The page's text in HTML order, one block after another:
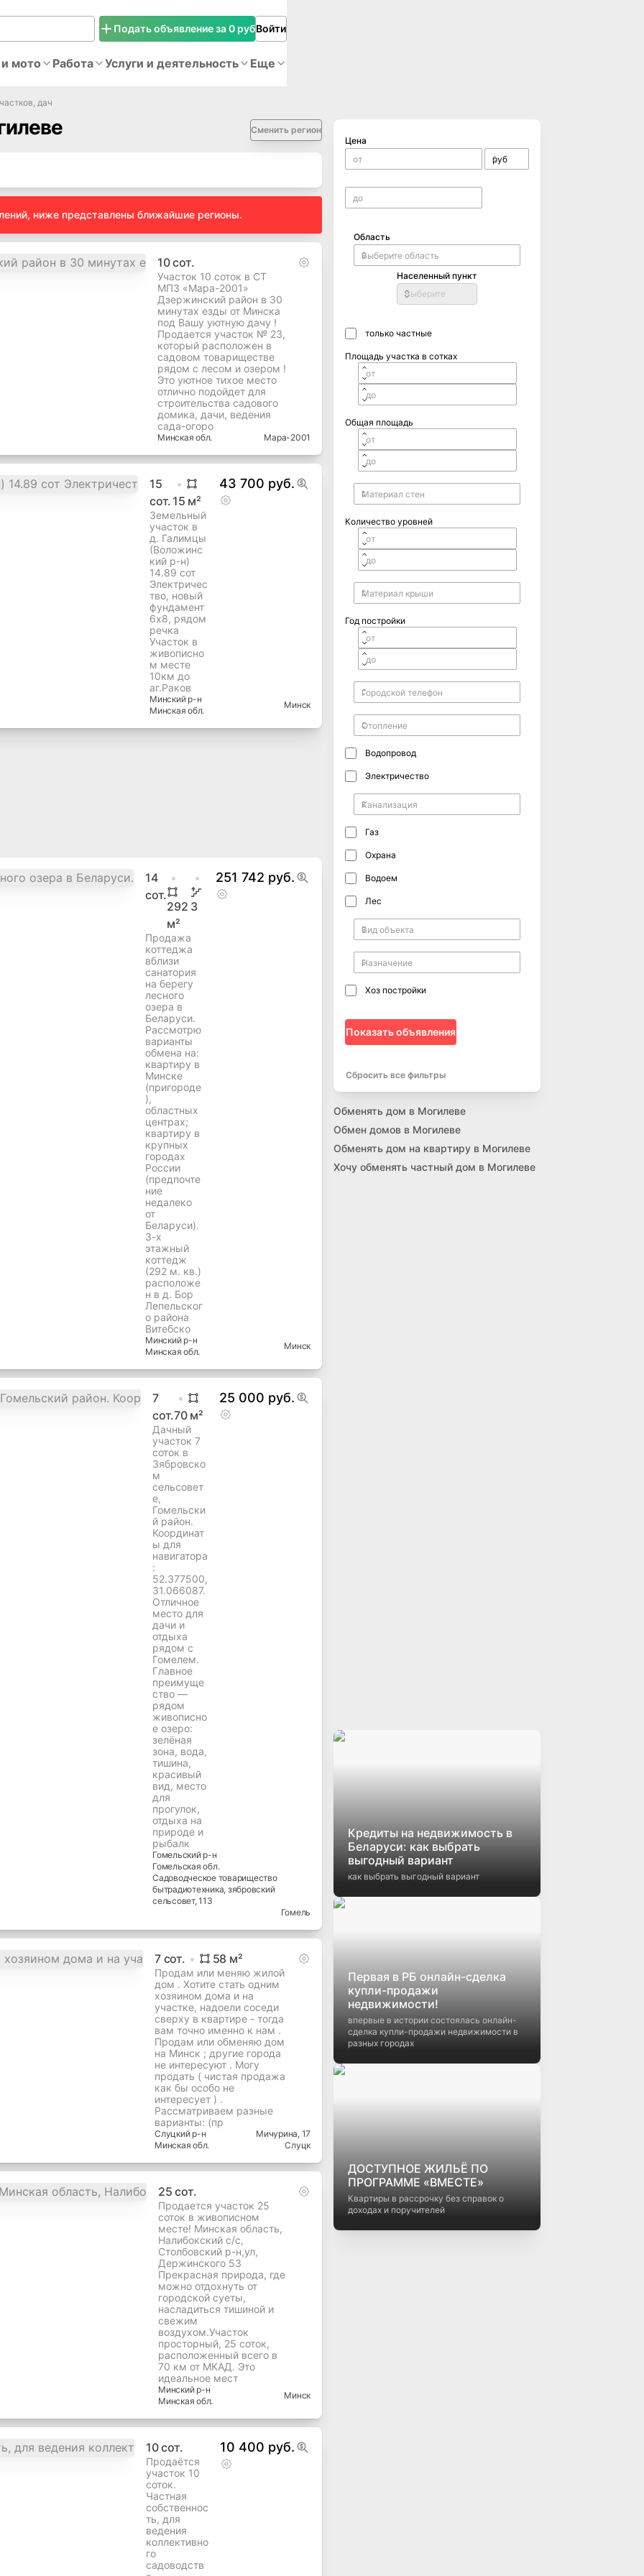
Подать объявление за 0 рубВойти
мото Работа Услуги и деятельность Еще
дач
Сменить регион
ниже представлены ближайшие регионы.
10сот.
Участок 10 соток в СТ
МПЗ «Мара-2001»
Дзержинский район в 30
минутах езды от Минска
под Вашу уютную дачу !
Продается участок № 23,
который расположен в
садовом товариществе
рядом с лесом и озером !
Это уютное тихое место
отлично подойдет для
строительства садового
домика, дачи, ведения
сада-огоро
Минская обл. Мара-2001
15
сот. 15 м²
Земельный
участок в
д. Галимцы
(Воложинс
кий р-н)
14.89 сот
Электричес
тво, новый
фундамент
6х8, рядом
речка
Участок в
живописно
м месте
10км до
аг.Раков
43 700 руб.
Минскийр-н
Минская обл.
Минск
14
сот.
292
м²
3
Продажа
коттеджа
вблизи
санатория
на берегу
лесного
озера в
Беларуси.
Рассмотрю
варианты
обмена на:
квартиру в
Минске
(пригороде
),
областных
центрах;
квартиру в
крупных
городах
России
(предпочте
ние
недалеко
от
Беларуси).
3-х
этажный
коттедж
(292 м. кв.)
расположе
н в д. Бор
Лепельског
о района
Витебско
251 742 руб.
Минскийр-н
Минская обл.
Минск
7
сот.70м²
Дачный
участок 7
соток в
Зябровско
м
сельсовет
е,
Гомельски
й район.
Координат
ы для
навигатора
:
52.377500,
31.066087.
Отличное
место для
дачи и
отдыха
рядом с
Гомелем.
Главное
преимуще
ство —
рядом
живописно
е озеро:
зелёная
зона, вода,
тишина,
красивый
вид, место
для
прогулок,
отдыха на
природе и
рыбалк
25 000 руб.
Гомельскийр-н
Гомельская обл.
Садоводческое товарищество
бытрадиотехника, зябровский
сельсовет, 113
Гомель
7сот. 58 м²
Продам или меняю жилой
дом . Хотите стать одним
хозяином дома и на
участке, надоели соседи
сверху в квартире - тогда
вам точно именно к нам .
Продам или обменяю дом
на Минск ; другие города
не интересуют . Могу
продать ( чистая продажа
как бы особо не
интересует ) .
Рассматриваем разные
варианты: (пр
Слуцкийр-н
Минская обл.
Мичурина, 17
Слуцк
25 сот.
Продается участок 25
соток в живописном
месте! Минская область,
Налибокский с/с,
Столбовский р-н,ул,
Держинского 53
Прекрасная природа, где
можно отдохнуть от
городской суеты,
насладиться тишиной и
свежим
воздухом.Участок
просторный, 25 соток,
расположенный всего в
70 км от МКАД. Это
идеальное мест
Минскийр-н
Минская обл.
Минск
10сот.
Продаётся
участок 10
соток.
Частная
собственнос
ть, для
ведения
коллективно
го
садоводств
10 400 руб.
Цена
Область
Населенный пункт
Выберите
только частные
Площадь участка в сотках
Общая площадь
Количество уровней
Год постройки
Водопровод
Электричество
Газ
Охрана
Водоем
Лес
Хоз постройки
Показать объявления
Сбросить все фильтры
Обменять дом в Могилеве
Обмен домов в Могилеве
Обменять дом на квартиру в Могилеве
Хочу обменять частный дом в Могилеве
Кредиты на недвижимость в
Беларуси: как выбрать
выгодный вариант
как выбрать выгодный вариант
Первая в РБ онлайн-сделка
купли-продажи
недвижимости!
впервые в истории состоялась онлайн-
сделка купли-продажи недвижимости в
разных городах
ДОСТУПНОЕ ЖИЛЬЁ ПО
ПРОГРАММЕ «ВМЕСТЕ»
Квартиры в рассрочку без справок о
доходах и поручителей